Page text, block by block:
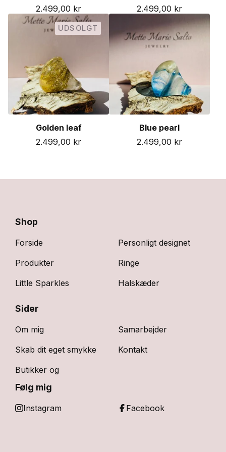
2.499,00 kr
2.499,00 kr
UDSOLGT
Golden leaf
2.499,00 kr
Blue pearl
2.499,00 kr
Shop
Forside
Produkter
Little Sparkles
Personligt designet
Ringe
Halskæder
Sider
Om mig
Skab dit eget smykke
Butikker og
Samarbejder
Kontakt
Følg mig
Instagram Facebook